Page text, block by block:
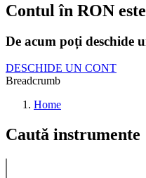
Contul în RON
De acum poți deschide
DESCHIDE UN CONT
Breadcrumb
Home
Caută instrumente